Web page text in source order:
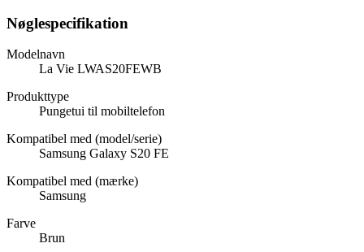
Nøglespecifikation
Modelnavn
La Vie LWAS20FEWB
Produkttype
Pungetui til mobiltelefon
Kompatibel med (model/serie)
Samsung Galaxy S20 FE
Kompatibel med (mærke)
Samsung
Farve
Brun